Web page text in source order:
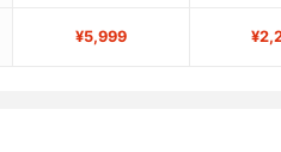
¥5,999